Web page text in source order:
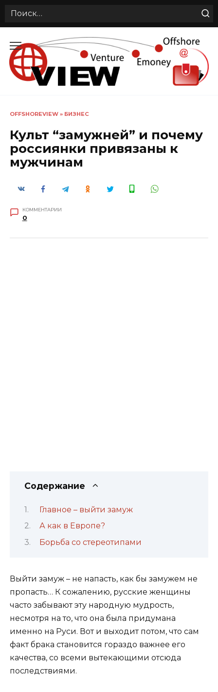
Search
содержанию
OFFSHOREVIEW » БИЗНЕС
Культ “замужней” и почему
россиянки привязаны к
мужчинам
КОММЕНТАРИИ
0
Содержание
Главное – выйти замуж
А как в Европе?
Борьба со стереотипами
Выйти замуж – не напасть, как бы замужем не
пропасть… К сожалению, русские женщины
часто забывают эту народную мудрость,
несмотря на то, что она была придумана
именно на Руси. Вот и выходит потом, что сам
факт брака становится гораздо важнее его
качества, со всеми вытекающими отсюда
последствиями.